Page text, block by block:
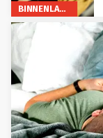
BINNENLAND